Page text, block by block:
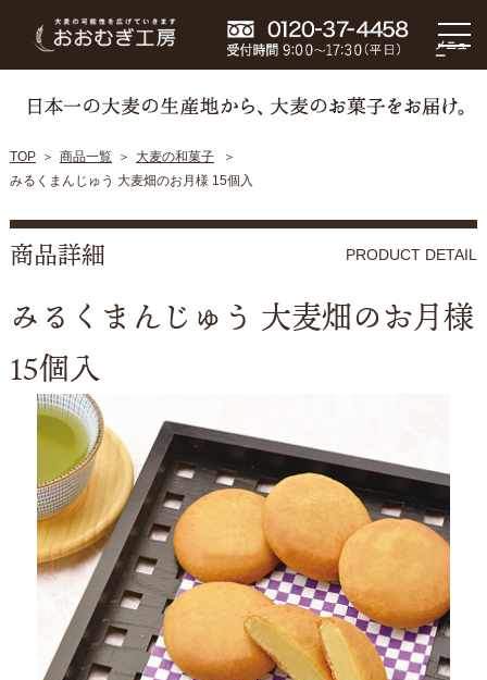
メニュ
ー
TOP 商品一覧
大麦の和菓子
みるくまんじゅう 大麦畑のお月様 15個入
商品詳細 PRODUCT DETAIL
みるくまんじゅう 大麦畑のお月様
15個入